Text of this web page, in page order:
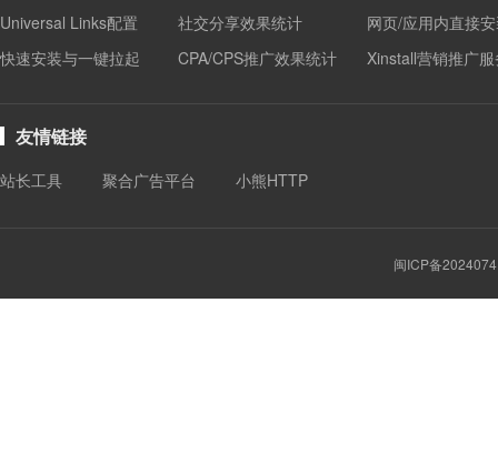
Universal Links配置
快速安装与一键拉起
社交分享效果统计
网页/应用内直接
CPA/CPS推广效果统计
Xinstall营销推广
友情链接
站长工具 聚合广告平台 小熊HTTP
闽ICP备